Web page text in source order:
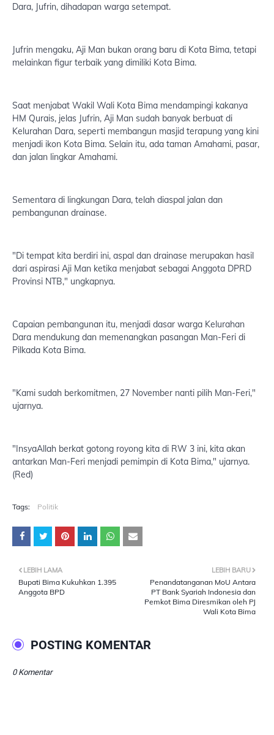
Dara, Jufrin, dihadapan warga setempat.
Jufrin mengaku, Aji Man bukan orang baru di Kota Bima, tetapi
melainkan figur terbaik yang dimiliki Kota Bima.
Saat menjabat Wakil Wali Kota Bima mendampingi kakanya
HM Qurais, jelas Jufrin, Aji Man sudah banyak berbuat di
Kelurahan Dara, seperti membangun masjid terapung yang kini
menjadi ikon Kota Bima. Selain itu, ada taman Amahami, pasar,
dan jalan lingkar Amahami.
Sementara di lingkungan Dara, telah diaspal jalan dan
pembangunan drainase.
"Di tempat kita berdiri ini, aspal dan drainase merupakan hasil
dari aspirasi Aji Man ketika menjabat sebagai Anggota DPRD
Provinsi NTB," ungkapnya.
Capaian pembangunan itu, menjadi dasar warga Kelurahan
Dara mendukung dan memenangkan pasangan Man-Feri di
Pilkada Kota Bima.
"Kami sudah berkomitmen, 27 November nanti pilih Man-Feri,"
ujarnya.
"InsyaAllah berkat gotong royong kita di RW 3 ini, kita akan
antarkan Man-Feri menjadi pemimpin di Kota Bima," ujarnya.
(Red)
Tags: Politik
LEBIH BARU
Penandatanganan MoU Antara
PT Bank Syariah Indonesia dan
Pemkot Bima Diresmikan oleh PJ
Wali Kota Bima
LEBIH LAMA
Bupati Bima Kukuhkan 1.395
Anggota BPD
POSTING KOMENTAR
0 Komentar